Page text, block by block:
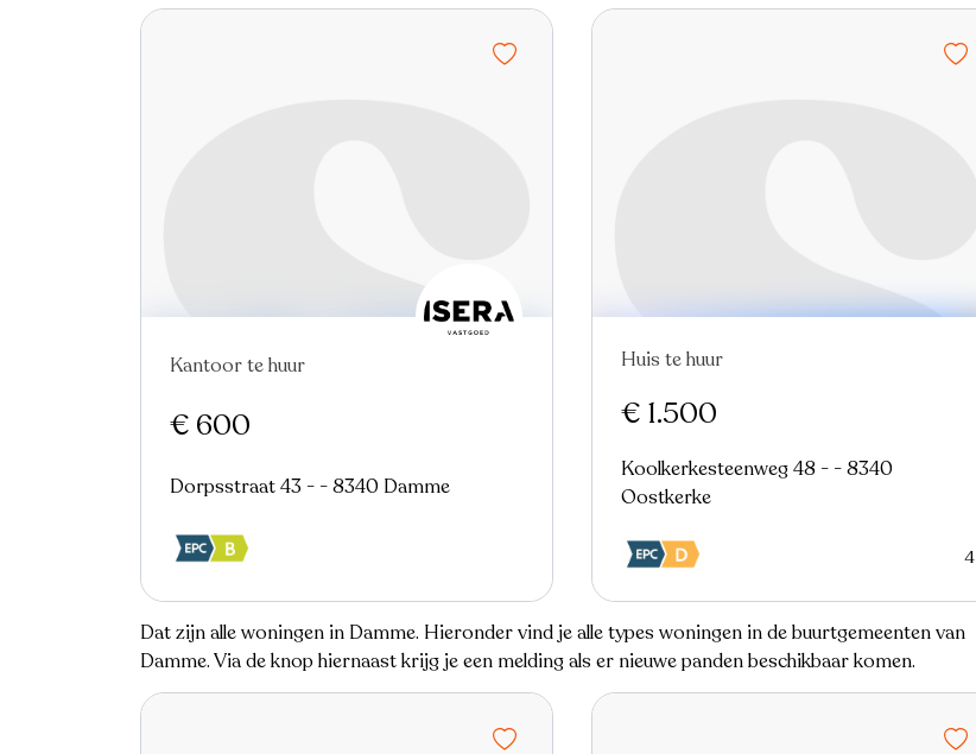
Kantoor te huur
€ 600
Dorpsstraat 43 - - 8340 Damme
Huis te huur
€ 1.500
Koolkerkesteenweg 48 - - 8340
Oostkerke
4
Dat zijn alle woningen in Damme. Hieronder vind je alle types woningen in de buurtgemeenten van
Damme. Via de knop hiernaast krijg je een melding als er nieuwe panden beschikbaar komen.